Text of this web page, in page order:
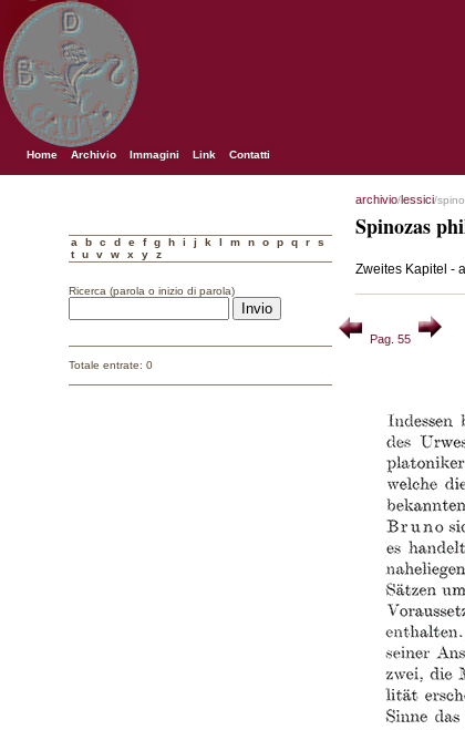
Home Archivio Immagini Link Contatti
a b c d e f g h i j k l m n o p q r
s
t
u v w x y z
Ricerca (parola o inizio di parola)
Totale entrate: 0
archivio/lessici/
Spinozas
Zweites Kapitel -
Pag. 55